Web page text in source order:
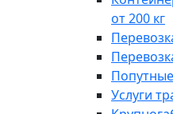
от 200 кг
Услуги